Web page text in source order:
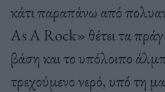
κάτι παραπάνω από
As A Rock» θέτει τα
βάση και το υπόλοιπο
τρεχούμενο νερό, υπό τη